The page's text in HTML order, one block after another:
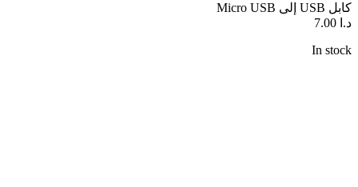
كابل USB إلى Micro USB
د.ا
In stock